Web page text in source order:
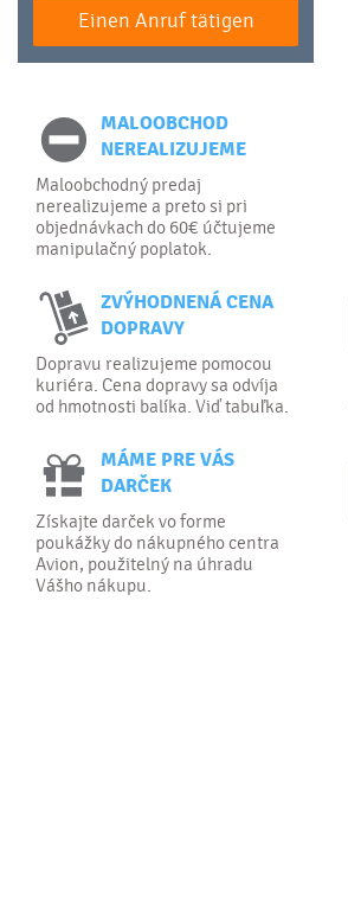
Einen Anruf tätigen
MALOOBCHOD
NEREALIZUJEME
Maloobchodný predaj
nerealizujeme a preto si pri
objednávkach do 60€ účtujeme
manipulačný poplatok.
ZVÝHODNENÁ CENA
DOPRAVY
Dopravu realizujeme pomocou
kuriéra. Cena dopravy sa odvíja
od hmotnosti balíka. Viď tabuľka.
MÁME PRE VÁS
DARČEK
Získajte darček vo forme
poukážky do nákupného centra
Avion, použitelný na úhradu
Vášho nákupu.